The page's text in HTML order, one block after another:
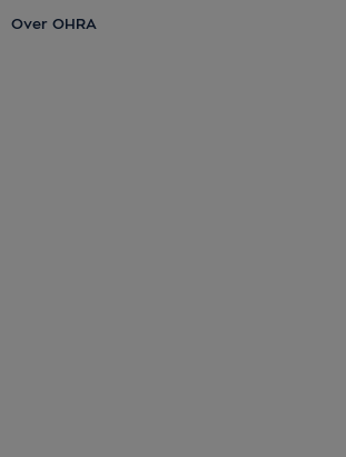
Over OHRA